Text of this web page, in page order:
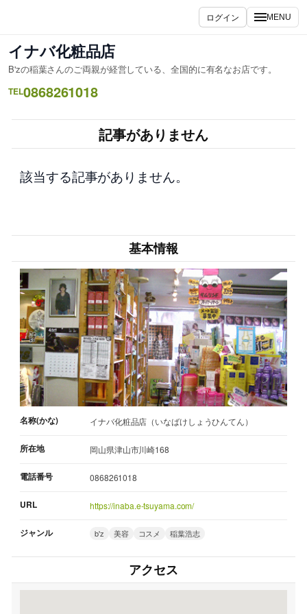
ス
キ
ッ
ログイン MENU
イナバ化粧品店
B'zの稲葉さんのご両親が経営している、全国的に有名なお店です。
TEL0868261018
記事がありません
該当する記事がありません。
基本情報
名称(かな) イナバ化粧品店（いなばけしょうひんてん）
所在地 岡山県津山市川崎168
電話番号 0868261018
URL https://inaba.e-tsuyama.com/
ジャンル b'z 美容 コスメ 稲葉浩志
アクセス